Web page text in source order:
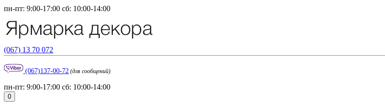
пн-пт: 9:00-17:00 сб: 10:00-14:00
(067) 13 70 072
(067)137-00-72 (для сообщений)
пн-пт: 9:00-17:00 сб: 10:00-14:00
0